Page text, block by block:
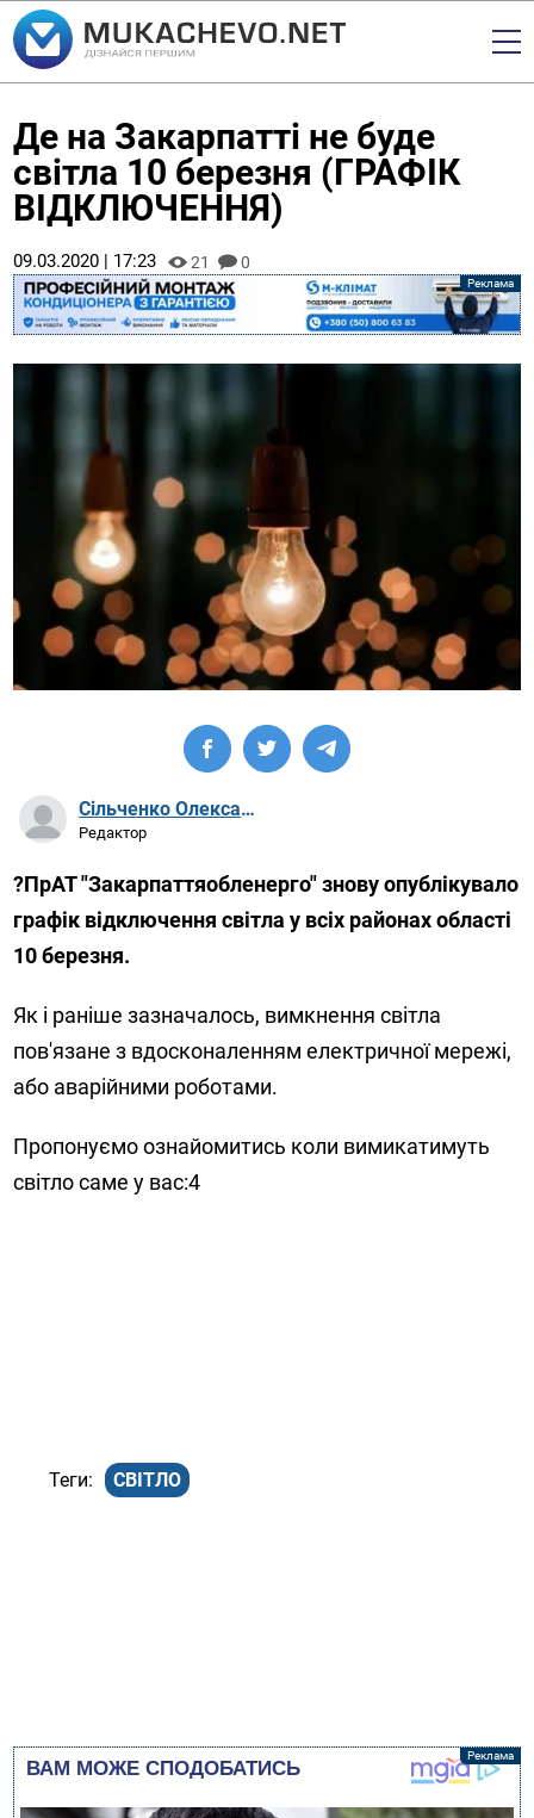
Де на Закарпатті не буде
світла 10 березня (ГРАФІК
ВІДКЛЮЧЕННЯ)
09.03.2020 | 17:23 21 0
Сільченко Олександр Артурович
Редактор
?ПрАТ "Закарпаттяобленерго" знову опублікувало
графік відключення світла у всіх районах області
10 березня.
Як і раніше зазначалось, вимкнення світла
пов'язане з вдосконаленням електричної мережі,
або аварійними роботами.
Пропонуємо ознайомитись коли вимикатимуть
світло саме у вас:4
СВІТЛО